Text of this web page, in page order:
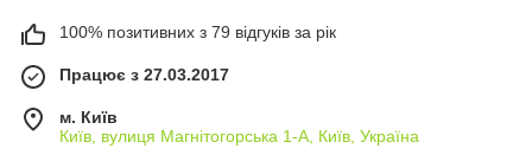
100% позитивних з 79 відгуків за рік
Працює з 27.03.2017
м. Київ
Київ, вулиця Магнітогорська 1-А, Київ, Україна